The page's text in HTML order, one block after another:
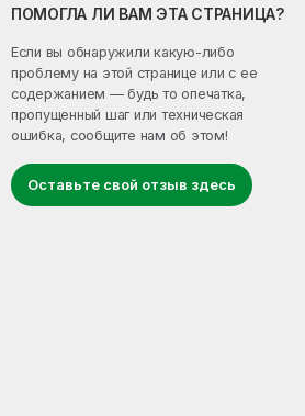
ПОМОГЛА ЛИ ВАМ ЭТА СТРАНИЦА?
Если вы обнаружили какую-либо
проблему на этой странице или с ее
содержанием — будь то опечатка,
пропущенный шаг или техническая
ошибка, сообщите нам об этом!
Оставьте свой отзыв здесь